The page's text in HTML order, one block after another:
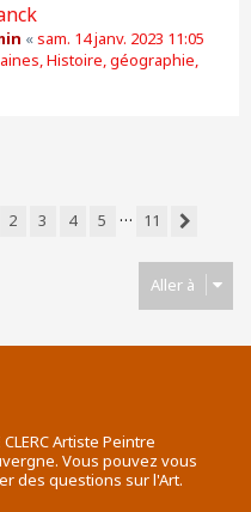
«sam. 14 janv. 2023 11:05
Histoire, géographie,
2 3 4 5 …
11
Aller à
Artiste Peintre
Vous pouvez vous
des questions sur l'Art.